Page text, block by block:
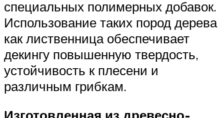
специальных полимерных добавок.
Использование таких пород дерева
как лиственница обеспечивает
декингу повышенную твердость,
устойчивость к плесени и
различным грибкам.